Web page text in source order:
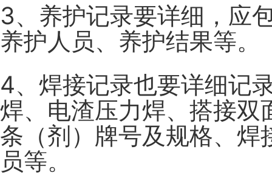
3、养护记录要详细，应
养护人员、养护结果等。
4、焊接记录也要详细记
焊、电渣压力焊、搭接
条（剂）牌号及规格、
员等。